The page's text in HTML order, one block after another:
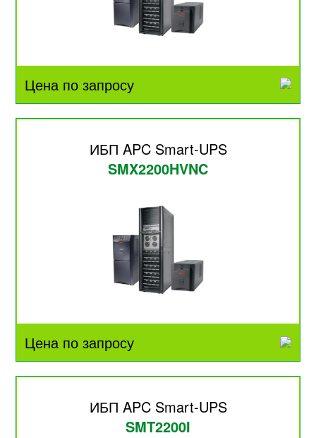
Цена по запросу
ИБП APC Smart-UPS
SMX2200HVNC
Цена по запросу
ИБП APC Smart-UPS
SMT2200I